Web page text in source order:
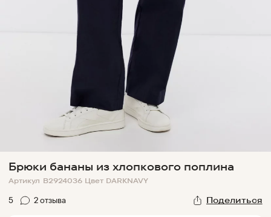
Брюки бананы из хлопкового поплина
Артикул B2924036 Цвет DARKNAVY
5 2отзыва Поделиться